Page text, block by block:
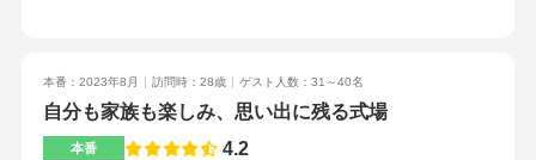
会場のレイアウトと、設備を自由に使える点が気に入りまし
た。また、食事が非常に美味しいところも良かったです。
の方からお料理が本当に美味しいとの声がありました。式場ま
でのアクセスはあまり良くはないです。貸切のバスなどもあり
ますが割高になるため自分で手配した方が良いかと思います。
本番：2023年8月 訪問時：28歳 ゲスト人数：31～40名
自分も家族も楽しみ、思い出に残る式場
本番 4.2